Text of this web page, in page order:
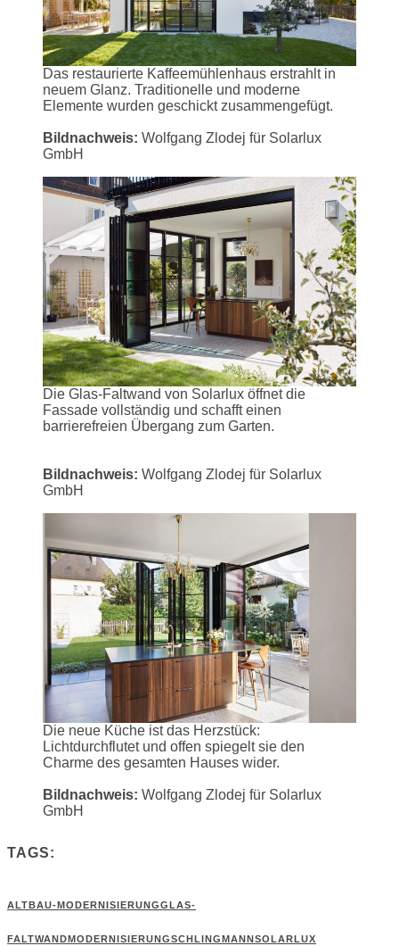
Das restaurierte Kaffeemühlenhaus erstrahlt in
neuem Glanz. Traditionelle und moderne
Elemente wurden geschickt zusammengefügt.
Bildnachweis: Wolfgang Zlodej für Solarlux
GmbH
Die Glas-Faltwand von Solarlux öffnet die
Fassade vollständig und schafft einen
barrierefreien Übergang zum Garten.
Bildnachweis: Wolfgang Zlodej für Solarlux
GmbH
Die neue Küche ist das Herzstück:
Lichtdurchflutet und offen spiegelt sie den
Charme des gesamten Hauses wider.
Bildnachweis: Wolfgang Zlodej für Solarlux
GmbH
TAGS:
ALTBAU-MODERNISIERUNGGLAS-
FALTWANDMODERNISIERUNGSCHLINGMANNSOLARLUX